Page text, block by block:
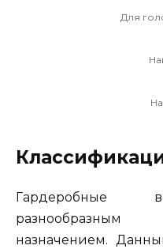
Для
Гардеробные
назначением.